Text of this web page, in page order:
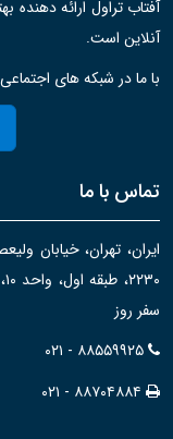
آفتاب تراول ارائه
آنلاین است.
با ما در شبکه های
تماس با ما
ایران، تهران، خیابان
سفر روز
۰۲۱ - ۸۸۵۵۹۹۲۵
۰۲۱ - ۸۸۷۰۴۸۸۴